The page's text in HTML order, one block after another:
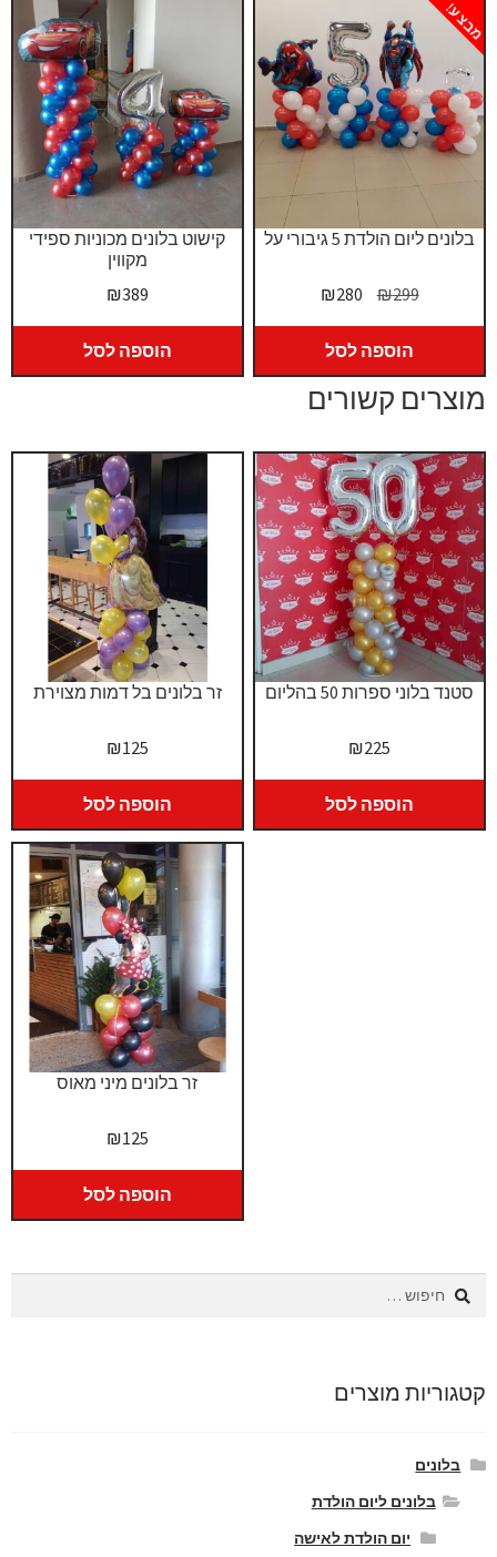
קישוט בלונים מכוניות ספידי
מקווין
₪389
הוספה לסל
בלונים ליום הולדת 5 גיבורי על
מבצע!
₪299
המחיר
היה:
₪299.
₪280
₪280.
הוספה לסל
מוצרים קשורים
זר בלונים בל דמות מצוירת
₪125
הוספה לסל
סטנד בלוני ספרות 50 בהליום
₪225
הוספה לסל
זר בלונים מיני מאוס
₪125
הוספה לסל
חיפוש:
קטגוריות מוצרים
בלונים
בלונים ליום הולדת
יום הולדת לאישה